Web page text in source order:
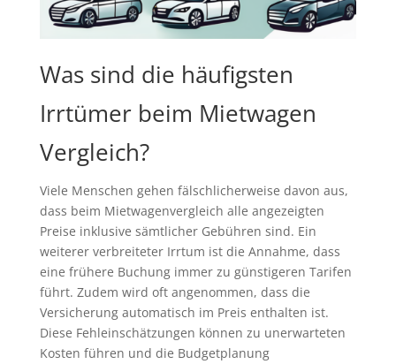
Was sind die häufigsten
Irrtümer beim Mietwagen
Vergleich?
Viele Menschen gehen fälschlicherweise davon aus,
dass beim Mietwagenvergleich alle angezeigten
Preise inklusive sämtlicher Gebühren sind. Ein
weiterer verbreiteter Irrtum ist die Annahme, dass
eine frühere Buchung immer zu günstigeren Tarifen
führt. Zudem wird oft angenommen, dass die
Versicherung automatisch im Preis enthalten ist.
Diese Fehleinschätzungen können zu unerwarteten
Kosten führen und die Budgetplanung